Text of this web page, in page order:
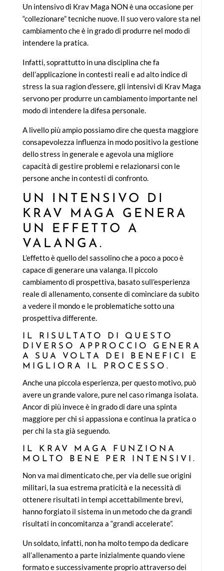
Un intensivo di Krav Maga NON è una occasione per
“collezionare” tecniche nuove. Il suo vero valore sta nel
cambiamento che è in grado di produrre nel modo di
intendere la pratica.
Infatti, soprattutto in una disciplina che fa
dell’applicazione in contesti reali e ad alto indice di
stress la sua ragion d’essere, gli intensivi di Krav Maga
servono per produrre un cambiamento importante nel
modo di intendere la difesa personale.
A livello più ampio possiamo dire che questa maggiore
consapevolezza influenza in modo positivo la gestione
dello stress in generale e agevola una migliore
capacità di gestire problemi e relazionarsi con le
persone anche in contesti di confronto.
UN INTENSIVO DI
KRAV MAGA GENERA
UN EFFETTO A
VALANGA.
L’effetto è quello del sassolino che a poco a poco è
capace di generare una valanga. Il piccolo
cambiamento di prospettiva, basato sull’esperienza
reale di allenamento, consente di cominciare da subito
a vedere il mondo e le problematiche sotto una
prospettiva differente.
IL RISULTATO DI QUESTO
DIVERSO APPROCCIO GENERA
A SUA VOLTA DEI BENEFICI E
MIGLIORA IL PROCESSO.
Anche una piccola esperienza, per questo motivo, può
avere un grande valore, pure nel caso rimanga isolata.
Ancor di più invece è in grado di dare una spinta
maggiore per chi si appassiona e continua la pratica o
per chi la sta già seguendo.
IL KRAV MAGA FUNZIONA
MOLTO BENE PER INTENSIVI.
Non va mai dimenticato che, per via delle sue origini
militari, la sua estrema praticità e la necessità di
ottenere risultati in tempi accettabilmente brevi,
hanno forgiato il sistema in un metodo che da grandi
risultati in concomitanza a “grandi accelerate”.
Un soldato, infatti, non ha molto tempo da dedicare
all’allenamento a parte inizialmente quando viene
formato e successivamente proprio attraverso dei